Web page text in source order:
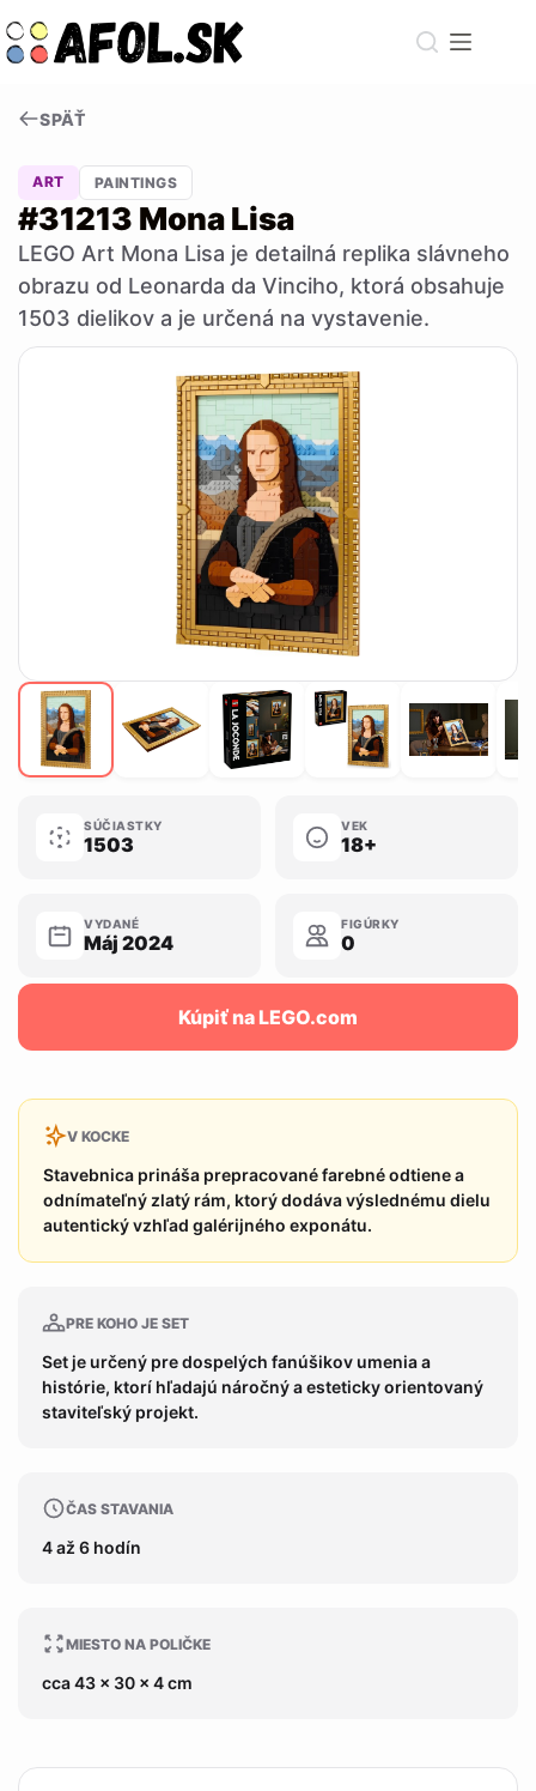
to
content
SPÄŤ
ART PAINTINGS
#31213 Mona Lisa
LEGO Art Mona Lisa je detailná replika slávneho
obrazu od Leonarda da Vinciho, ktorá obsahuje
1503 dielikov a je určená na vystavenie.
SÚČIASTKY
1503
VEK
18+
VYDANÉ
Máj 2024
FIGÚRKY
0
Kúpiť na LEGO.com
V KOCKE
Stavebnica prináša prepracované farebné odtiene a
odnímateľný zlatý rám, ktorý dodáva výslednému dielu
autentický vzhľad galérijného exponátu.
PRE KOHO JE SET
Set je určený pre dospelých fanúšikov umenia a
histórie, ktorí hľadajú náročný a esteticky orientovaný
staviteľský projekt.
ČAS STAVANIA
4 až 6 hodín
MIESTO NA POLIČKE
cca 43 x 30 x 4 cm